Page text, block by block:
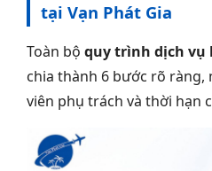
tại Vạn Phát Gia
Toàn bộ quy trình dịch vụ
chia thành 6 bước rõ ràng,
viên phụ trách và thời hạn